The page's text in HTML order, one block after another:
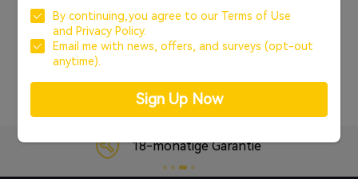
Anmelden über Facebook
Passwort vergessen?
18-monatige Garantie
By continuing,you agree to our Terms of Use
and Privacy Policy.
Email me with news, offers, and surveys (opt-out
anytime).
Sign Up Now